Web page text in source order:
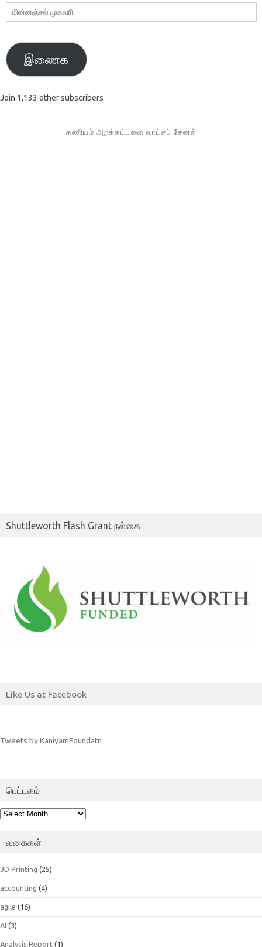
மின்னஞ்சல்
முகவரி
இணைக
Join 1,133 other subscribers
கணியம் அறக்கட்டளை வாட்சப் சேனல்
Shuttleworth Flash Grant நல்கை
Like Us at Facebook
Tweets by KaniyamFoundatn
பெட்டகம்
பெட்டகம்
வகைகள்
3D Printing (25)
accounting (4)
agile (16)
AI (3)
Analysis Report (1)